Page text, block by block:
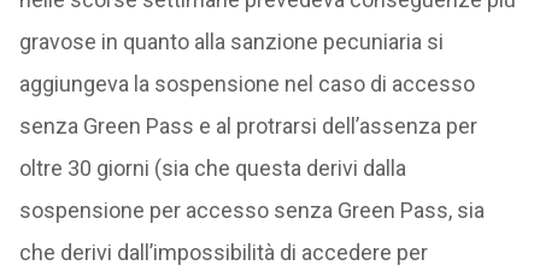
gravose in quanto alla sanzione pecuniaria si
aggiungeva la sospensione nel caso di accesso
senza Green Pass e al protrarsi dell’assenza per
oltre 30 giorni (sia che questa derivi dalla
sospensione per accesso senza Green Pass, sia
che derivi dall’impossibilità di accedere per